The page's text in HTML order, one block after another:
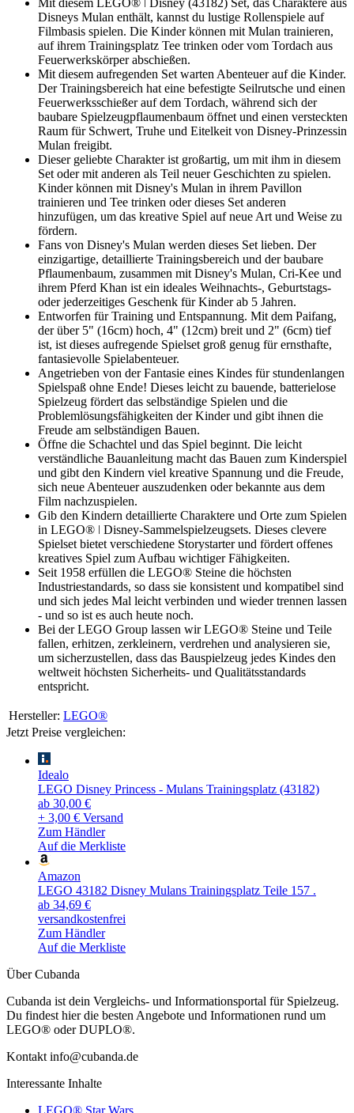
Disneys Mulan enthält, kannst du lustige Rollenspiele auf
Filmbasis spielen. Die Kinder können mit Mulan trainieren,
auf ihrem Trainingsplatz Tee trinken oder vom Tordach aus
Feuerwerkskörper abschießen.
Mit diesem aufregenden Set warten Abenteuer auf die Kinder.
Der Trainingsbereich hat eine befestigte Seilrutsche und einen
Feuerwerksschießer auf dem Tordach, während sich der
baubare Spielzeugpflaumenbaum öffnet und einen versteckten
Raum für Schwert, Truhe und Eitelkeit von Disney-Prinzessin
Mulan freigibt.
Dieser geliebte Charakter ist großartig, um mit ihm in diesem
Set oder mit anderen als Teil neuer Geschichten zu spielen.
Kinder können mit Disney's Mulan in ihrem Pavillon
trainieren und Tee trinken oder dieses Set anderen
hinzufügen, um das kreative Spiel auf neue Art und Weise zu
fördern.
Fans von Disney's Mulan werden dieses Set lieben. Der
einzigartige, detaillierte Trainingsbereich und der baubare
Pflaumenbaum, zusammen mit Disney's Mulan, Cri-Kee und
ihrem Pferd Khan ist ein ideales Weihnachts-, Geburtstags-
oder jederzeitiges Geschenk für Kinder ab 5 Jahren.
Entworfen für Training und Entspannung. Mit dem Paifang,
der über 5" (16cm) hoch, 4" (12cm) breit und 2" (6cm) tief
ist, ist dieses aufregende Spielset groß genug für ernsthafte,
fantasievolle Spielabenteuer.
Angetrieben von der Fantasie eines Kindes für stundenlangen
Spielspaß ohne Ende! Dieses leicht zu bauende, batterielose
Spielzeug fördert das selbständige Spielen und die
Problemlösungsfähigkeiten der Kinder und gibt ihnen die
Freude am selbständigen Bauen.
Öffne die Schachtel und das Spiel beginnt. Die leicht
verständliche Bauanleitung macht das Bauen zum Kinderspiel
und gibt den Kindern viel kreative Spannung und die Freude,
sich neue Abenteuer auszudenken oder bekannte aus dem
Film nachzuspielen.
Gib den Kindern detaillierte Charaktere und Orte zum Spielen
in LEGO® ǀ Disney-Sammelspielzeugsets. Dieses clevere
Spielset bietet verschiedene Storystarter und fördert offenes
kreatives Spiel zum Aufbau wichtiger Fähigkeiten.
Seit 1958 erfüllen die LEGO® Steine die höchsten
Industriestandards, so dass sie konsistent und kompatibel sind
und sich jedes Mal leicht verbinden und wieder trennen lassen
- und so ist es auch heute noch.
Bei der LEGO Group lassen wir LEGO® Steine und Teile
fallen, erhitzen, zerkleinern, verdrehen und analysieren sie,
um sicherzustellen, dass das Bauspielzeug jedes Kindes den
weltweit höchsten Sicherheits- und Qualitätsstandards
entspricht.
Hersteller: LEGO®
Jetzt Preise vergleichen:
Idealo
LEGO Disney Princess - Mulans Trainingsplatz (43182)
ab 30,00 €
+ 3,00 € Versand
Zum Händler
Auf die Merkliste
Amazon
LEGO 43182 Disney Mulans Trainingsplatz Teile 157 .
ab 34,69 €
versandkostenfrei
Zum Händler
Auf die Merkliste
Über Cubanda
Cubanda ist dein Vergleichs- und Informationsportal für Spielzeug.
Du findest hier die besten Angebote und Informationen rund um
LEGO® oder DUPLO®.
Kontakt info@cubanda.de
Interessante Inhalte
LEGO® Star Wars